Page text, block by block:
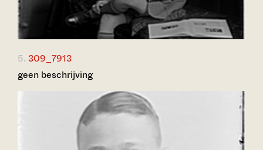
5. 309_7913
geen beschrijving